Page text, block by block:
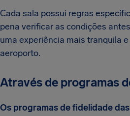
Cada sala possui regras
pena verificar as condições
uma experiência mais tranquila
aeroporto.
Através de programas
Os programas de fidelidade